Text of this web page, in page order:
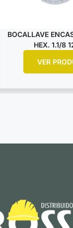
BOCALLAVE
HEX. 1.1/8
VER